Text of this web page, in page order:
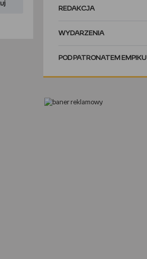
REDAKCJA
WYDARZENIA
POD PATRONATEM EMPIKU